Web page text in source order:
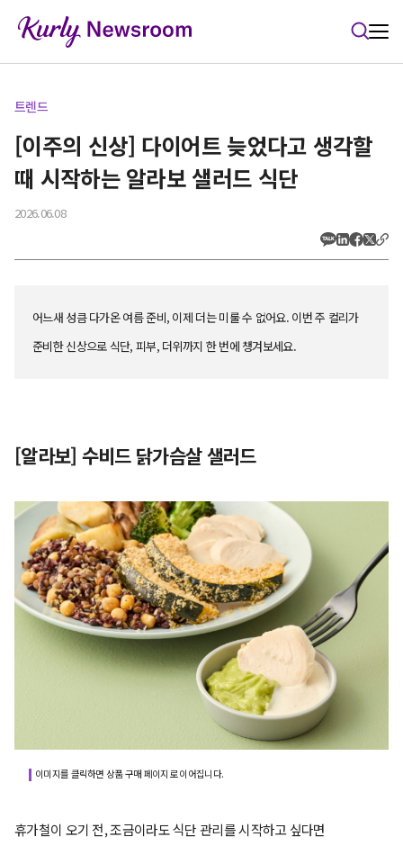
트렌드
[이주의 신상] 다이어트 늦었다고 생각할
때 시작하는 알라보 샐러드 식단
2026.06.08
어느새 성큼 다가온 여름 준비, 이제 더는 미룰 수 없어요. 이번 주 컬리가
준비한 신상으로 식단, 피부, 더위까지 한 번에 챙겨보세요.
[알라보] 수비드 닭가슴살 샐러드
이미지를 클릭하면 상품 구매 페이지로 이어집니다.
휴가철이 오기 전, 조금이라도 식단 관리를 시작하고 싶다면